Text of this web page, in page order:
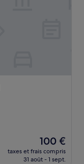
Le
nouveau
prix
100 €
taxes et frais compris
31 août - 1 sept.